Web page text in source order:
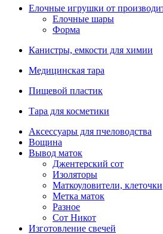
Елочные игрушки от
Елочные шары
Форма
Канистры, емкости для химии
Медицинская тара
Пищевой пластик
Тара для косметики
Аксессуары для пчеловодства
Вощина
Вывод маток
Джентерский сот
Изоляторы
Маткоуловители, клеточки
Метка маток
Разное
Сот Никот
Изготовление свечей